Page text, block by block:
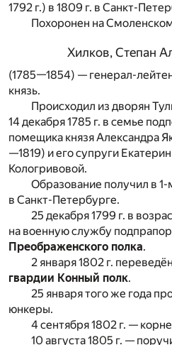
1792 г.) в 1809 г. в Санкт-
Похоронен на
Хилков, Степан
(1785—1854) — генерал-
князь.
Происходил из дворян
14 декабря 1785 г. в семье
помещика князя Александра
—1819) и его супруги
Кологривовой.
Образование получил в
в Санкт-Петербурге.
25 декабря 1799 г. в
на военную службу
Преображенского полка.
2 января 1802 г.
гвардии Конный полк.
25 января того же года
юнкеры.
4 сентября 1802 г. —
10 августа 1805 г. —